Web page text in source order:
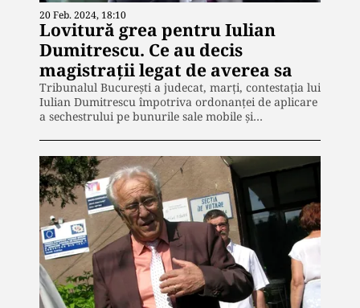
20 Feb. 2024, 18:10
Lovitură grea pentru Iulian
Dumitrescu. Ce au decis
magistrații legat de averea sa
Tribunalul București a judecat, marți, contestația lui
Iulian Dumitrescu împotriva ordonanței de aplicare
a sechestrului pe bunurile sale mobile și…